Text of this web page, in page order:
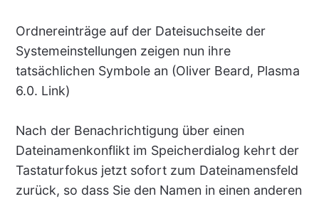
Ordnereinträge auf der Dateisuchseite der
Systemeinstellungen zeigen nun ihre
tatsächlichen Symbole an (Oliver Beard, Plasma
6.0. Link)
Nach der Benachrichtigung über einen
Dateinamenkonflikt im Speicherdialog kehrt der
Tastaturfokus jetzt sofort zum Dateinamensfeld
zurück, so dass Sie den Namen in einen anderen